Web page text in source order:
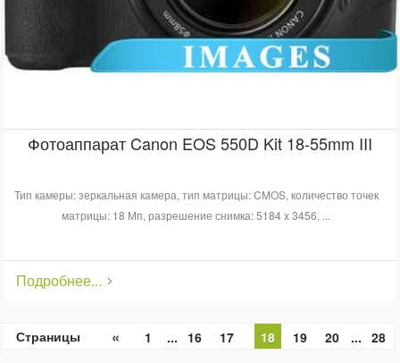
Фотоаппарат Canon EOS 550D Kit 18-55mm III
Тип камеры: зеркальная камера, тип матрицы: CMOS, количество точек
матрицы: 18 Мп, разрешение снимка: 5184 x 3456, ...
Подробнее...
Страницы « 1 ... 16 17 18 19 20 ... 28